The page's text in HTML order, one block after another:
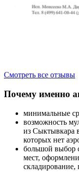
Смотреть все отзывы
Почему именно
минимальные
возможность
из Сыктывкара
которых нет
большой выбор
мест,
складирование,